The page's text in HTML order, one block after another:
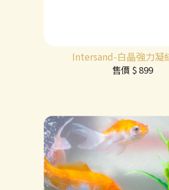
Intersand-白晶強力凝
售價 $ 899